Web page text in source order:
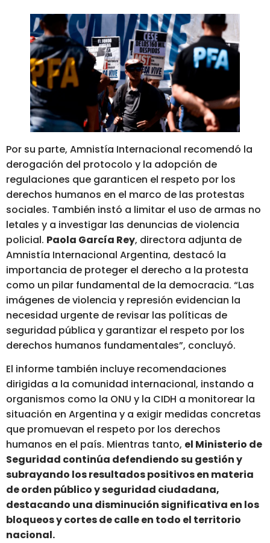
Por su parte, Amnistía Internacional recomendó la
derogación del protocolo y la adopción de
regulaciones que garanticen el respeto por los
derechos humanos en el marco de las protestas
sociales. También instó a limitar el uso de armas no
letales y a investigar las denuncias de violencia
policial. Paola García Rey, directora adjunta de
Amnistía Internacional Argentina, destacó la
importancia de proteger el derecho a la protesta
como un pilar fundamental de la democracia. “Las
imágenes de violencia y represión evidencian la
necesidad urgente de revisar las políticas de
seguridad pública y garantizar el respeto por los
derechos humanos fundamentales”, concluyó.
El informe también incluye recomendaciones
dirigidas a la comunidad internacional, instando a
organismos como la ONU y la CIDH a monitorear la
situación en Argentina y a exigir medidas concretas
que promuevan el respeto por los derechos
humanos en el país. Mientras tanto, el Ministerio de
Seguridad continúa defendiendo su gestión y
subrayando los resultados positivos en materia
de orden público y seguridad ciudadana,
destacando una disminución significativa en los
bloqueos y cortes de calle en todo el territorio
nacional.